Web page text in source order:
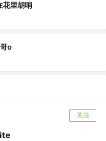
花里胡哨
o
关注